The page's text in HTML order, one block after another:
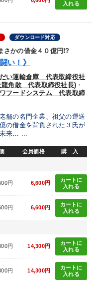
入れる
ダウンロード対応
さかの借金４０億円!?
い！》
い運輸倉庫 代表取締役社
龍角散 代表取締役社長) ・
フードシステム 代表取締
舗の名門企業、祖父の運送
の借金を背負された３氏が
未来… ...
会員価格 購 入
円 6,600円
カートに
入れる
円 6,600円
カートに
入れる
円 14,300円
カートに
入れる
円 14,300円
カートに
入れる